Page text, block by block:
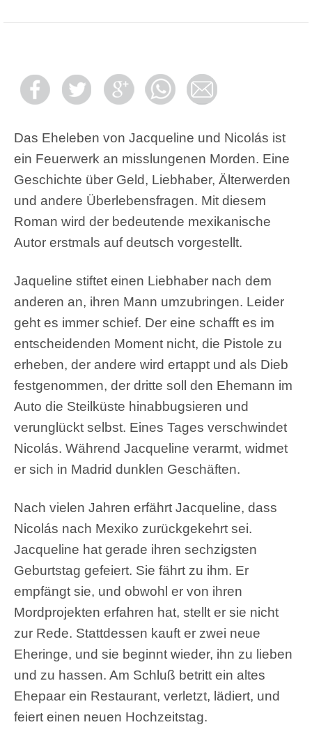
Das Eheleben von Jacqueline und Nicolás ist
ein Feuerwerk an misslungenen Morden. Eine
Geschichte über Geld, Liebhaber, Älterwerden
und andere Überlebensfragen. Mit diesem
Roman wird der bedeutende mexikanische
Autor erstmals auf deutsch vorgestellt.
Jaqueline stiftet einen Liebhaber nach dem
anderen an, ihren Mann umzubringen. Leider
geht es immer schief. Der eine schafft es im
entscheidenden Moment nicht, die Pistole zu
erheben, der andere wird ertappt und als Dieb
festgenommen, der dritte soll den Ehemann im
Auto die Steilküste hinabbugsieren und
verunglückt selbst. Eines Tages verschwindet
Nicolás. Während Jacqueline verarmt, widmet
er sich in Madrid dunklen Geschäften.
Nach vielen Jahren erfährt Jacqueline, dass
Nicolás nach Mexiko zurückgekehrt sei.
Jacqueline hat gerade ihren sechzigsten
Geburtstag gefeiert. Sie fährt zu ihm. Er
empfängt sie, und obwohl er von ihren
Mordprojekten erfahren hat, stellt er sie nicht
zur Rede. Stattdessen kauft er zwei neue
Eheringe, und sie beginnt wieder, ihn zu lieben
und zu hassen. Am Schluß betritt ein altes
Ehepaar ein Restaurant, verletzt, lädiert, und
feiert einen neuen Hochzeitstag.